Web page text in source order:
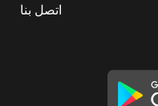
اتصل بنا